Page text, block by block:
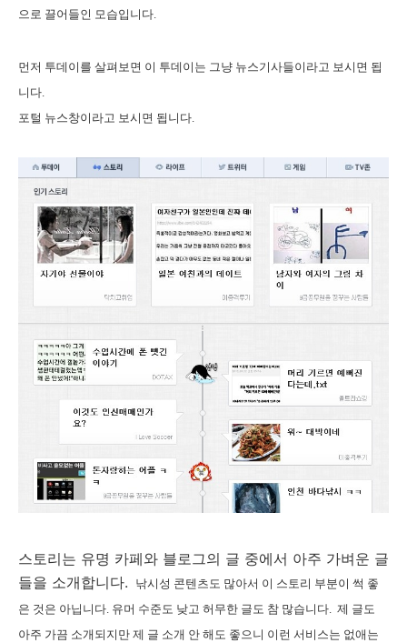
으로 끌어들인 모습입니다.
먼저 투데이를 살펴보면 이 투데이는 그냥 뉴스기사들이라고 보시면 됩
니다.
포털 뉴스창이라고 보시면 됩니다.
스토리는 유명 카페와 블로그의 글 중에서 아주 가벼운 글
들을 소개합니다.
낚시성 콘텐츠도 많아서 이 스토리 부분이 썩 좋
은 것은 아닙니다. 유머 수준도 낮고 허무한 글도 참 많습니다. 제 글도
아주 가끔 소개되지만 제 글 소개 안 해도 좋으니 이런 서비스는 없애는